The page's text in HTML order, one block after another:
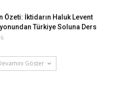
Özeti: İktidarın Haluk Levent
Türkiye Soluna Ders
Göster